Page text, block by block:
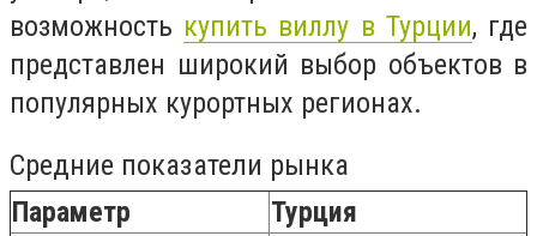
возможность купить виллу в Турции, где
представлен широкий выбор объектов в
популярных курортных регионах.
Средние показатели рынка
Параметр
Турция